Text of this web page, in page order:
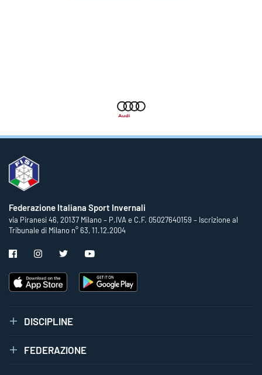
Federazione Italiana Sport Invernali
via Piranesi 46, 20137 Milano – P.IVA e C.F. 05027640159 – Iscrizione al
Tribunale di Milano n° 63, 11.12.2004
DISCIPLINE
FEDERAZIONE